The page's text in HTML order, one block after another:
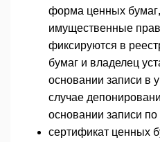
форма ценных
имущественные
фиксируются в
бумаг и владелец
основании записи в
случае
основании записи по
сертификат ценных